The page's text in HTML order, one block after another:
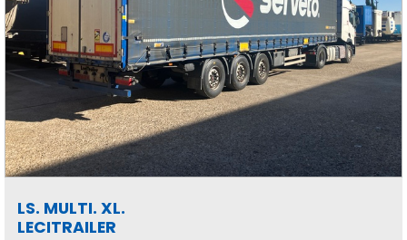
LS. MULTI. XL.
LECITRAILER